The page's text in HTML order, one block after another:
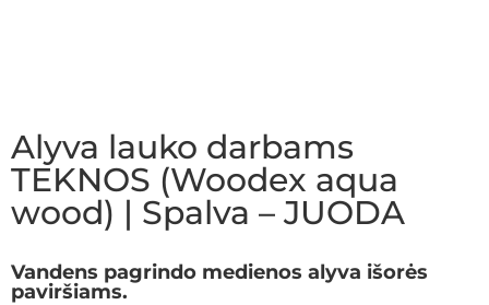
Alyva lauko darbams
TEKNOS (Woodex aqua
wood) | Spalva – JUODA
Vandens pagrindo medienos alyva išorės
paviršiams.